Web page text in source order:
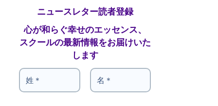
ニュースレター読者登録
心が和らぐ幸せのエッセンス、
スクールの最新情報をお届けいた
します